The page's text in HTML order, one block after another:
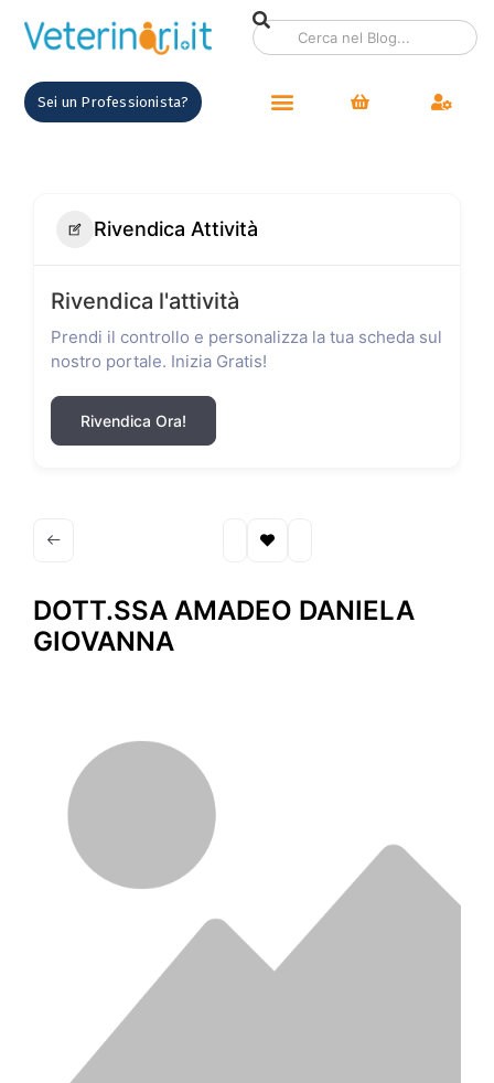
Sei un Professionista?
Rivendica Attività
Rivendica l'attività
Prendi il controllo e personalizza la tua scheda sul
nostro portale. Inizia Gratis!
Rivendica Ora!
DOTT.SSA AMADEO DANIELA
GIOVANNA